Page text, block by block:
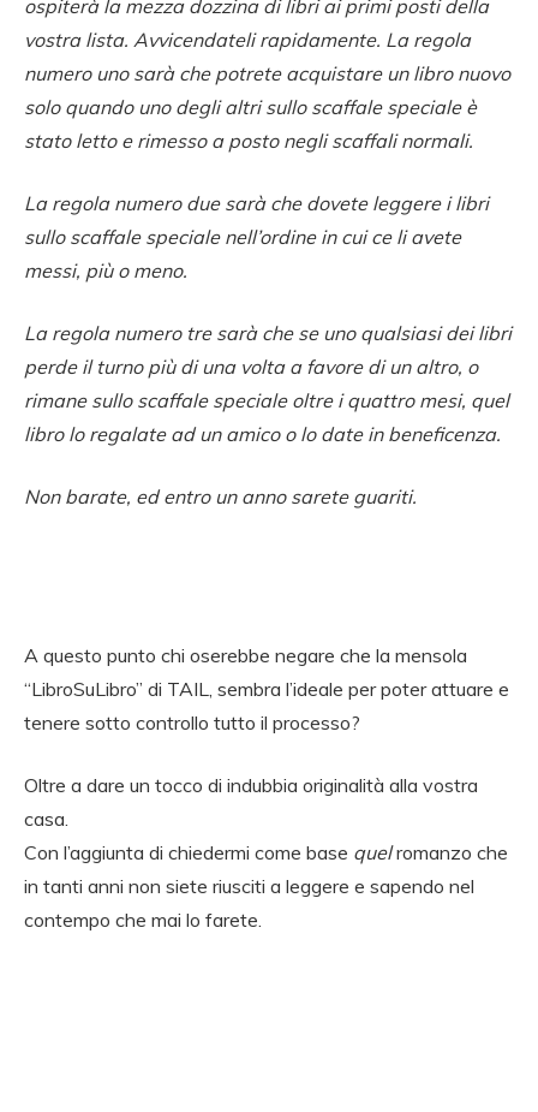
ospiterà la mezza dozzina di libri ai primi posti della
vostra lista. Avvicendateli rapidamente. La regola
numero uno sarà che potrete acquistare un libro nuovo
solo quando uno degli altri sullo scaffale speciale è
stato letto e rimesso a posto negli scaffali normali.
La regola numero due sarà che dovete leggere i libri
sullo scaffale speciale nell’ordine in cui ce li avete
messi, più o meno.
La regola numero tre sarà che se uno qualsiasi dei libri
perde il turno più di una volta a favore di un altro, o
rimane sullo scaffale speciale oltre i quattro mesi, quel
libro lo regalate ad un amico o lo date in beneficenza.
Non barate, ed entro un anno sarete guariti.
A questo punto chi oserebbe negare che la mensola
“LibroSuLibro” di TAIL, sembra l’ideale per poter attuare e
tenere sotto controllo tutto il processo?
Oltre a dare un tocco di indubbia originalità alla vostra
casa.
Con l’aggiunta di chiedermi come base quelromanzo che
in tanti anni non siete riusciti a leggere e sapendo nel
contempo che mai lo farete.